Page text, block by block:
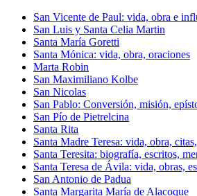
San Vicente de Paul: vida, obra e
San Luis y Santa Celia Martin
Santa María Goretti
Santa Mónica: vida, obra, oraciones
Marta Robin
San Maximiliano Kolbe
San Nicolas
San Pablo: Conversión, misión,
San Pío de Pietrelcina
Santa Rita
Santa Madre Teresa: vida, obra,
Santa Teresita: biografía, escritos,
Santa Teresa de Ávila: vida, obras,
San Antonio de Padua
Santa Margarita María de Alacoque